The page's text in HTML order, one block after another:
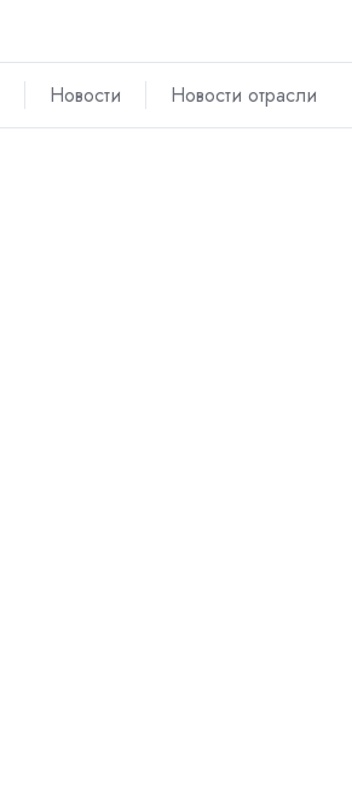
Новости Новости отрасли